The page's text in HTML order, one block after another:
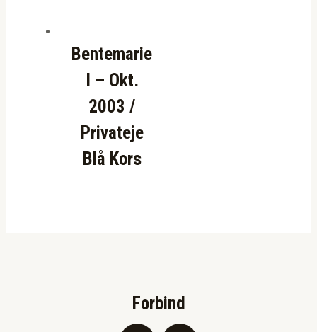
Bentemarie
I – Okt.
2003 /
Privateje
Blå Kors
Forbind